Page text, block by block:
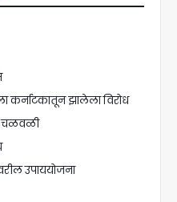
कर्नाटकातून झालेला विरोध
चळवळी
उपाययोजना